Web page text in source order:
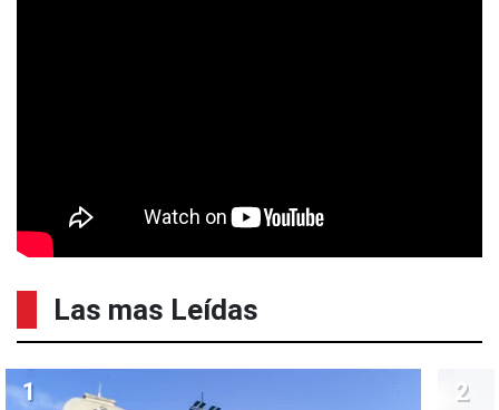
Las mas Leídas